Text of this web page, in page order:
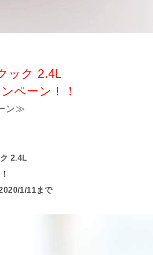
ック 2.4L
ペーン！！
ン≫
2.4L
1/11まで